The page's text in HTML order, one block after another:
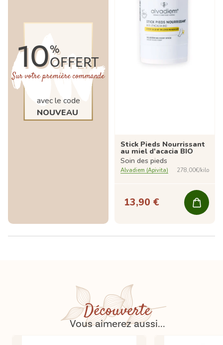
10%
OFFERT
Sur votre première commande
avec le code
NOUVEAU
Stick Pieds Nourrissant
au miel d'acacia BIO
Soin des pieds
Alvadiem (Apivita) 278,00€/kilo
13,90 €
Découverte
Vous aimerez aussi...